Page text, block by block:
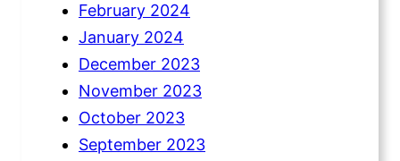
February 2024
January 2024
December 2023
November 2023
October 2023
September 2023